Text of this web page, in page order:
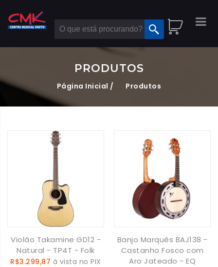
PRODUTOS
Página Inicial / Produtos
Violão Takamine GD12 -
Natural - TP4T - Folk
R$3.299,87 à vista no PIX
Banjo Marquês BAJ138 -
Castanho Fosco com
Aro Jateado - EQ